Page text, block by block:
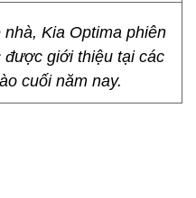
Kia Optima phiên
được giới thiệu tại các
cuối năm nay.